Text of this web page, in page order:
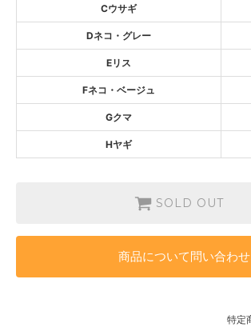
Cウサギ
Dネコ・グレー
Eリス
Fネコ・ベージュ
Gクマ
Hヤギ
SOLD OUT
商品について問い合わ
特定